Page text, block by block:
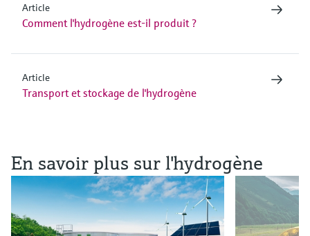
Article
Comment l'hydrogène est-il produit ?
Article
Transport et stockage de l'hydrogène
En savoir plus sur l'hydrogène